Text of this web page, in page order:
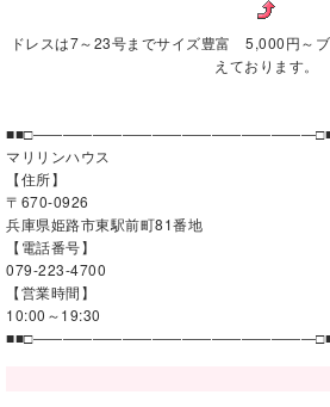
ドレスは7～23号までサイズ豊富 5,000円～
えております。
マリリンハウス
【住所】
〒670-0926
兵庫県姫路市東駅前町81番地
【電話番号】
079-223-4700
【営業時間】
10:00～19:30